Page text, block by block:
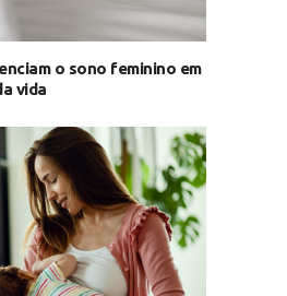
o sono feminino em
vida